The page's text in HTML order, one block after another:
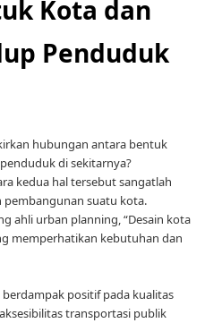
Kota dan
Penduduk
hubungan antara bentuk
di sekitarnya?
kedua hal tersebut sangatlah
pembangunan suatu kota.
ahli urban planning, “Desain kota
memperhatikan kebutuhan dan
positif pada kualitas
transportasi publik